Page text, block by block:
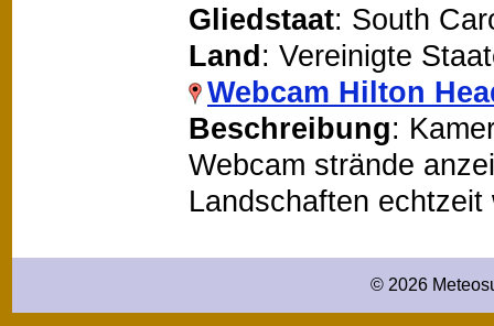
Gliedstaat: South
Land: Vereinigte
Webcam Hilton
Beschreibung:
Webcam strände
Landschaften echtzeit
© 2026